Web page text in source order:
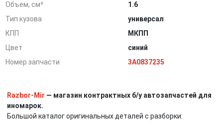
Объем, см³
1.6
Тип кузова
универсал
КПП
МКПП
Цвет
синий
Номер запчасти
3A0837235
Razbor-Mir — магазин контрактных б/у автозапчастей для
иномарок.
Большой каталог оригинальных деталей с разборки: